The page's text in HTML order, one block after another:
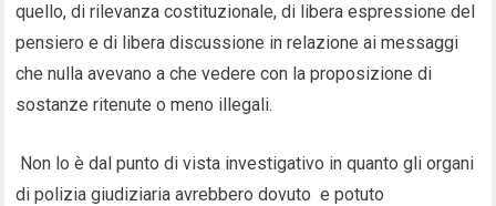
quello, di rilevanza costituzionale, di libera espressione del
pensiero e di libera discussione in relazione ai messaggi
che nulla avevano a che vedere con la proposizione di
sostanze ritenute o meno illegali.
Non lo è dal punto di vista investigativo in quanto gli organi
di polizia giudiziaria avrebbero dovuto e potuto